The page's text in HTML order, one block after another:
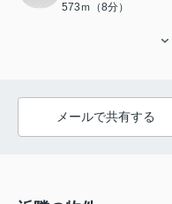
573ｍ（8分）
メールで共有する